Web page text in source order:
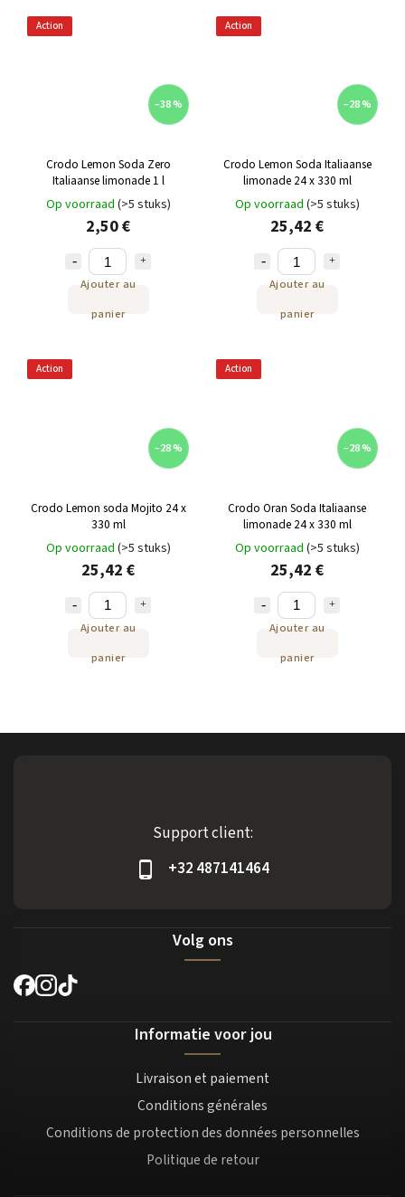
Action
–38 %
Crodo Lemon Soda Zero
Italiaanse limonade 1 l
Op voorraad (>5 stuks)
2,50 €
Ajouter au
panier
Action
–28 %
Crodo Lemon Soda Italiaanse
limonade 24 x 330 ml
Op voorraad (>5 stuks)
25,42 €
Ajouter au
panier
Action
–28 %
Crodo Lemon soda Mojito 24 x
330 ml
Op voorraad (>5 stuks)
25,42 €
Ajouter au
panier
Action
–28 %
Crodo Oran Soda Italiaanse
limonade 24 x 330 ml
Op voorraad (>5 stuks)
25,42 €
Ajouter au
panier
Support client:
+32 487141464
Volg ons
Informatie voor jou
Livraison et paiement
Conditions générales
Conditions de protection des données personnelles
Politique de retour